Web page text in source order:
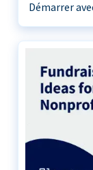
Démarrer